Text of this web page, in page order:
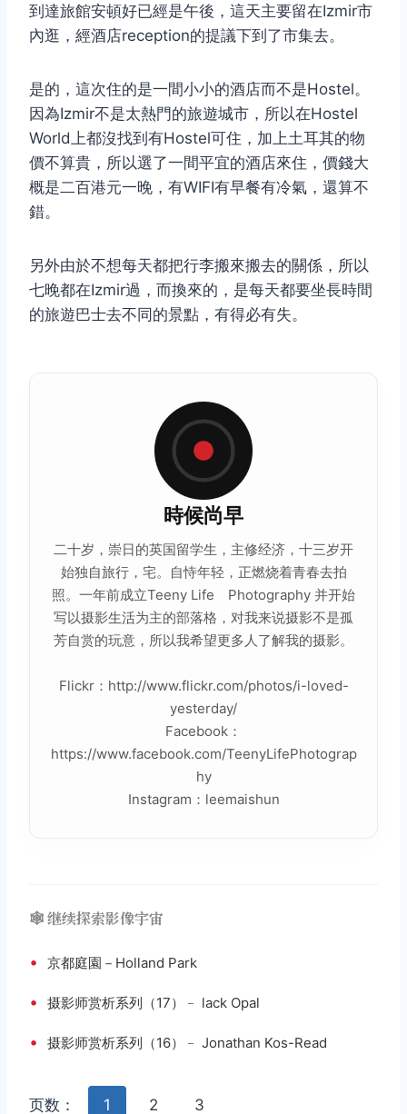
到達旅館安頓好已經是午後，這天主要留在Izmir市
內逛，經酒店reception的提議下到了市集去。
是的，這次住的是一間小小的酒店而不是Hostel。
因為Izmir不是太熱門的旅遊城市，所以在Hostel
World上都沒找到有Hostel可住，加上土耳其的物
價不算貴，所以選了一間平宜的酒店來住，價錢大
概是二百港元一晚，有WIFI有早餐有冷氣，還算不
錯。
另外由於不想每天都把行李搬來搬去的關係，所以
七晚都在Izmir過，而換來的，是每天都要坐長時間
的旅遊巴士去不同的景點，有得必有失。
時候尚早
二十岁，崇日的英国留学生，主修经济，十三岁开
始独自旅行，宅。自恃年轻，正燃烧着青春去拍
照。一年前成立Teeny Life Photography 并开始
写以摄影生活为主的部落格，对我来说摄影不是孤
芳自赏的玩意，所以我希望更多人了解我的摄影。
Flickr：http://www.flickr.com/photos/i-loved-
yesterday/
Facebook：
https://www.facebook.com/TeenyLifePhotograp
hy
Instagram：leemaishun
🕸️ 继续探索影像宇宙
• 京都庭園－Holland Park
• 摄影师赏析系列（17）﹣ lack Opal
• 摄影师赏析系列（16）﹣ Jonathan Kos-Read
页数： 1 2 3